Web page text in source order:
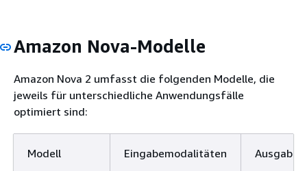
Amazon Nova-Modelle
Amazon Nova 2 umfasst die folgenden Modelle, die
jeweils für unterschiedliche Anwendungsfälle
optimiert sind:
Modell Eingabemodalitäten